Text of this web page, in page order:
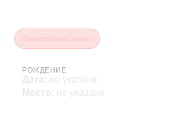
РОЖДЕНИЕ
Дата: не указано
Место: не указано